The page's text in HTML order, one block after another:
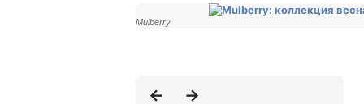
Mulberry